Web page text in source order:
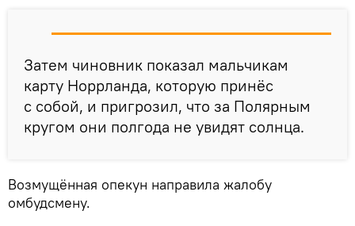
Затем чиновник показал мальчикам
карту Норрланда, которую принёс
с собой, и пригрозил, что за Полярным
кругом они полгода не увидят солнца.
Возмущённая опекун направила жалобу
омбудсмену.